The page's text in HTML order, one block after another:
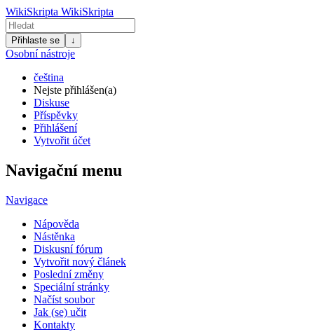
WikiSkripta WikiSkripta
Přihlaste se ↓
Osobní nástroje
čeština
Nejste přihlášen(a)
Diskuse
Příspěvky
Přihlášení
Vytvořit účet
Navigační menu
Navigace
Nápověda
Nástěnka
Diskusní fórum
Vytvořit nový článek
Poslední změny
Speciální stránky
Načíst soubor
Jak (se) učit
Kontakty